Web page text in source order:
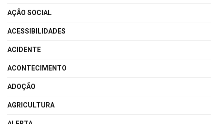
AÇÃO SOCIAL
ACESSIBILIDADES
ACIDENTE
ACONTECIMENTO
ADOÇÃO
AGRICULTURA